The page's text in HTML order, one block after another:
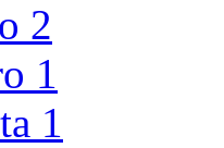
2
1
1